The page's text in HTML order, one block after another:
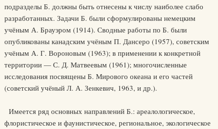
подразделы Б. должны быть отнесены к числу наиболее слабо
разработанных. Задачи Б. были сформулированы немецким
учёным А. Брауэром (1914). Сводные работы по Б. были
опубликованы канадским учёным П. Дансеро (1957), советским
учёным А. Г. Вороновым (1963); в применении к конкретной
территории — С. Д. Матвеевым (1961); многочисленные
исследования посвящены Б. Мирового океана и его частей
(советский учёный Л. А. Зенкевич, 1963, и др.).
Имеется ряд основных направлений Б.: ареалологическое,
флористическое и фаунистическое, региональное, экологическое